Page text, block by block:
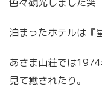
泊まったホテルは『
あさま山荘では
見て癒されたり。